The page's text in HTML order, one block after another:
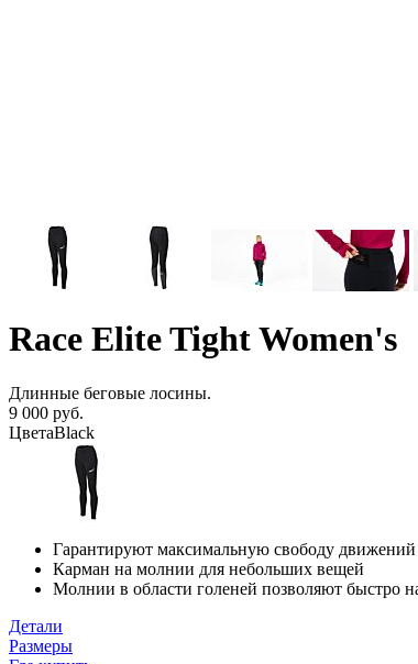
Race Elite Tight Women's
Длинные беговые лосины.
9 000 руб.
ЦветаBlack
Гарантируют максимальную свободу движений
Карман на молнии для небольших вещей
Молнии в области голеней позволяют быстро
Детали
Размеры